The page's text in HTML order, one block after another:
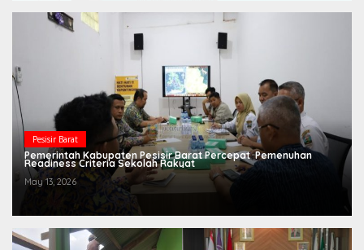
Pesisir Barat
Pemerintah Kabupaten Pesisir Barat Percepat Pemenuhan
Readiness Criteria Sekolah Rakyat
May 13, 2026